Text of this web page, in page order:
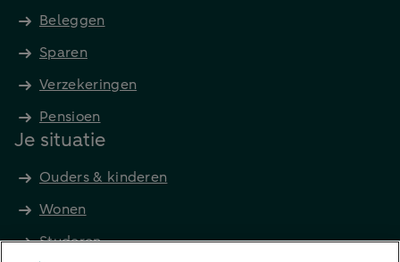
Beleggen
Sparen
Verzekeringen
Pensioen
Je situatie
Ouders & kinderen
Wonen
Studeren